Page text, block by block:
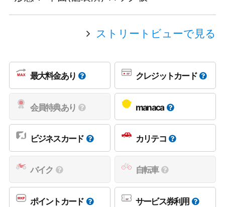
ストリートビューで見る
最大料金あり クレジットカード
会員特典あり manaca
ビジネスカード カリテコ
バイク 自転車
ポイントカード サービス券利用